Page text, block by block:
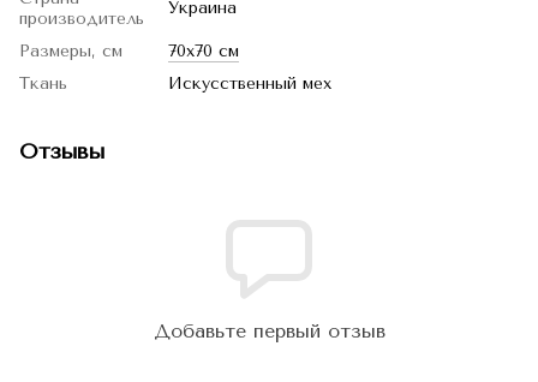
производитель
Украина
Размеры, см
70x70 см
Ткань
Искусственный мех
Отзывы
Добавьте первый отзыв